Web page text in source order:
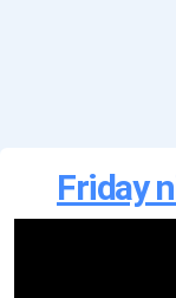
Friday